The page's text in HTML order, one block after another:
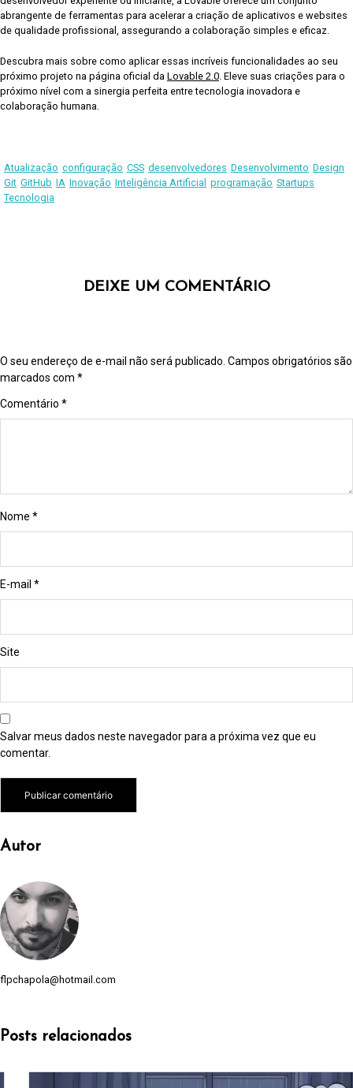
abrangente de ferramentas para acelerar a criação de aplicativos e websites
de qualidade profissional, assegurando a colaboração simples e eficaz.
Descubra mais sobre como aplicar essas incríveis funcionalidades ao seu
próximo projeto na página oficial da Lovable 2.0 . Eleve suas criações para o
próximo nível com a sinergia perfeita entre tecnologia inovadora e
colaboração humana.
Atualização configuração CSS desenvolvedores Desenvolvimento Design
Git GitHub IA Inovação Inteligência Artificial programação Startups
Tecnologia
DEIXE UM COMENTÁRIO
O seu endereço de e-mail não será publicado. Campos obrigatórios são
marcados com *
Comentário *
Nome *
E-mail *
Site
Salvar meus dados neste navegador para a próxima vez que eu
comentar.
Autor
flpchapola@hotmail.com
Posts relacionados